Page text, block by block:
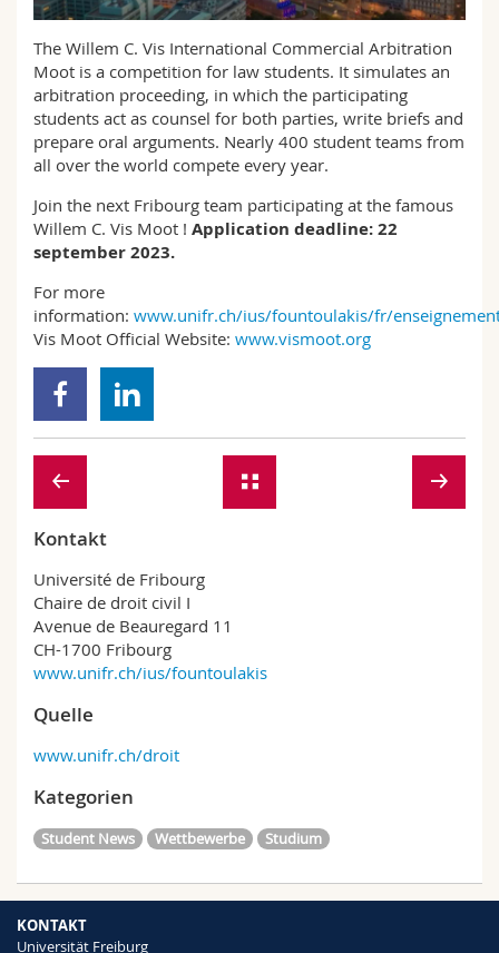
Math.-Nat. und Med. Fak.
Interfakultär
Mitarbeitende
Doktorierende
Webmail
Vorlesungsverzeichnis
MyUnifr
The Willem C. Vis International Commercial Arbitration
Moot is a competition for law students. It simulates an
arbitration proceeding, in which the participating
students act as counsel for both parties, write briefs and
prepare oral arguments. Nearly 400 student teams from
all over the world compete every year.
Join the next Fribourg team participating at the famous
Willem C. Vis Moot ! Application deadline: 22
september 2023.
For more
information: www.unifr.ch/ius/fountoulakis/fr/
Vis Moot Official Website: www.vismoot.org
Kontakt
Université de Fribourg
Chaire de droit civil I
Avenue de Beauregard 11
CH-1700 Fribourg
www.unifr.ch/ius/fountoulakis
Quelle
www.unifr.ch/droit
Kategorien
Student News Wettbewerbe Studium
KONTAKT
Universität Freiburg